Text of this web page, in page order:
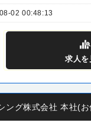
02 00:48:13
求人を
ング株式会社 本社(